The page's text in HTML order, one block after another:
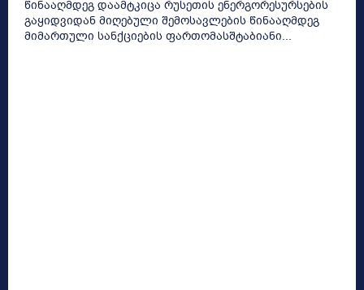
წინააღმდეგ დაამტკიცა რუსეთის ენერგორესურსების
გაყიდვიდან მიღებული შემოსავლების წინააღმდეგ
მიმართული სანქციების ფართომასშტაბიანი...